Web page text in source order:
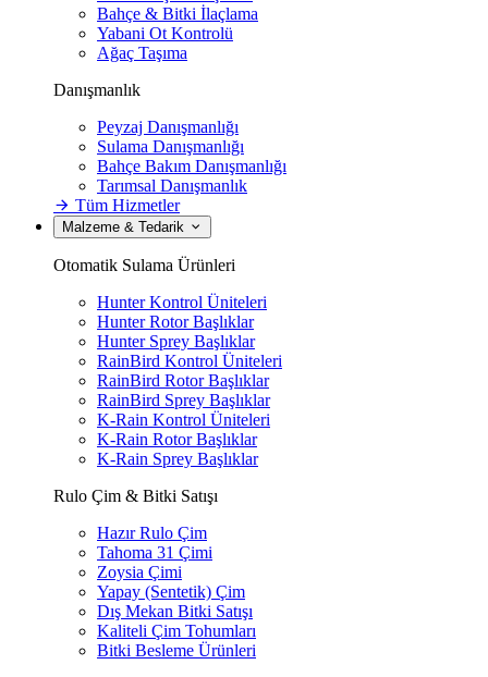
Bahçe & Bitki İlaçlama
Yabani Ot Kontrolü
Ağaç Taşıma
Danışmanlık
Peyzaj Danışmanlığı
Sulama Danışmanlığı
Bahçe Bakım Danışmanlığı
Tarımsal Danışmanlık
Tüm Hizmetler
Malzeme & Tedarik
Otomatik Sulama Ürünleri
Hunter Kontrol Üniteleri
Hunter Rotor Başlıklar
Hunter Sprey Başlıklar
RainBird Kontrol Üniteleri
RainBird Rotor Başlıklar
RainBird Sprey Başlıklar
K-Rain Kontrol Üniteleri
K-Rain Rotor Başlıklar
K-Rain Sprey Başlıklar
Rulo Çim & Bitki Satışı
Hazır Rulo Çim
Tahoma 31 Çimi
Zoysia Çimi
Yapay (Sentetik) Çim
Dış Mekan Bitki Satışı
Kaliteli Çim Tohumları
Bitki Besleme Ürünleri